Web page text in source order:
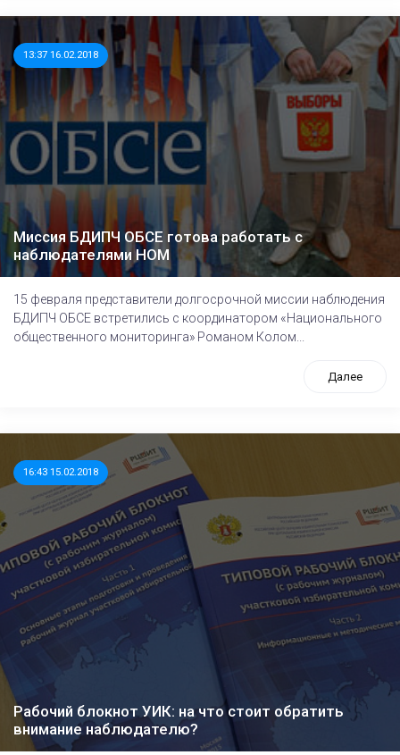
13:37 16.02.2018
Миссия БДИПЧ ОБСЕ готова работать с
наблюдателями НОМ
15 февраля представители долгосрочной миссии наблюдения
БДИПЧ ОБСЕ встретились с координатором «Национального
общественного мониторинга» Романом Колом...
Далее
16:43 15.02.2018
Рабочий блокнот УИК: на что стоит обратить
внимание наблюдателю?